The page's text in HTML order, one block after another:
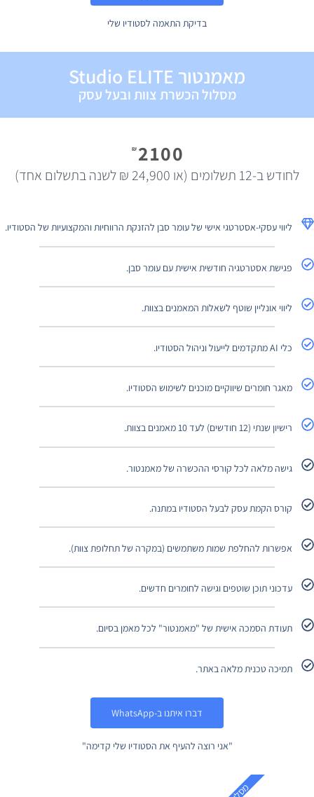
בדיקת התאמה לסטודיו שלי
מאמנטור Studio ELITE
מסלול הכשרת צוות ובעל עסק
₪ 2100
לחודש ב-12 תשלומים (או 24,900 ₪ לשנה בתשלום אחד)
ליווי עסקי-אסטרטגי אישי של עומר סבן להזנקת הרווחיות והמקצועיות של הסטודיו.
פגישת אסטרטגיה חודשית אישית עם עומר סבן.
ליווי אונליין שוטף לשאלות המאמנים בצוות.
כלי AI מתקדמים לייעול וניהול הסטודיו.
מאגר חומרים שיווקיים מוכנים לשימוש הסטודיו.
רישיון שנתי (12 חודשים) לעד 10 מאמנים בצוות.
גישה מלאה לכל קורסי ההכשרה של מאמנטור.
קורס הקמת עסק לבעל הסטודיו במתנה.
אפשרות להחלפת שמות משתמשים (במקרה של תחלופת צוות).
עדכוני תוכן שוטפים וגישה לחומרים חדשים.
תעודת הסמכה אישית של "מאמנטור" לכל מאמן בסיום.
תמיכה טכנית מלאה באתר.
דברו איתנו ב-WhatsApp
"אני רוצה להעיף את הסטודיו שלי קדימה"